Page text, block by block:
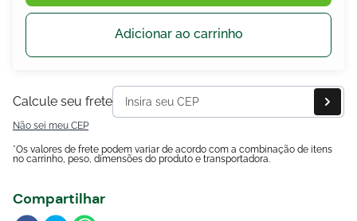
Adicionar ao carrinho
Calcule seu frete
Não sei meu CEP
*Os valores de frete podem variar de acordo com a combinação de itens
no carrinho, peso, dimensões do produto e transportadora.
Compartilhar